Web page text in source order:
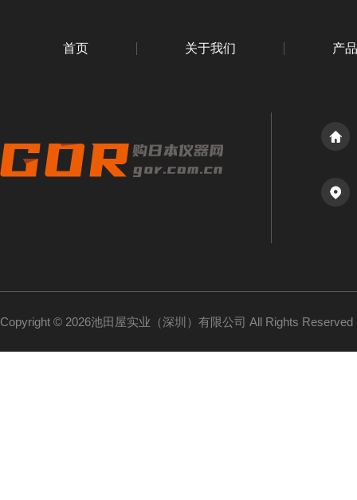
首页 关于我们 产
Copyright © 2026池田屋实业（深圳）有限公司 All Rights